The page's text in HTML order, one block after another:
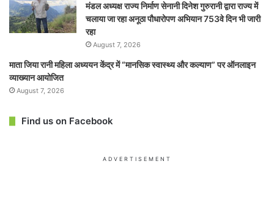
मंडल अध्यक्ष राज्य निर्माण सेनानी दिनेश गुरुरानी द्वारा राज्य में
चलाया जा रहा अनूठा पौधारोपण अभियान 753वे दिन भी जारी
रहा
August 7, 2026
माता जिया रानी महिला अध्ययन केंद्र में “मानसिक स्वास्थ्य और कल्याण” पर ऑनलाइन
व्याख्यान आयोजित
August 7, 2026
Find us on Facebook
ADVERTISEMENT